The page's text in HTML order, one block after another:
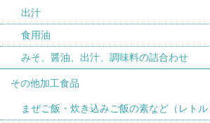
出汁
食用油
みそ、醤油、出汁、調味料の詰合わせ
その他加工食品
まぜご飯・炊き込みご飯の素など（レトル